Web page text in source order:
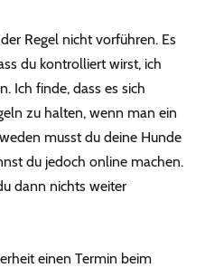
Regel nicht vorführen. Es
du kontrolliert wirst, ich
Ich finde, dass es sich
zu halten, wenn man ein
musst du deine Hunde
du jedoch online machen.
dann nichts weiter
einen Termin beim